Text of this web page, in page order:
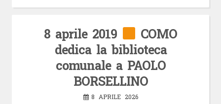
8 aprile 2019
COMO
dedica la biblioteca
comunale a PAOLO
BORSELLINO
8 APRILE 2026